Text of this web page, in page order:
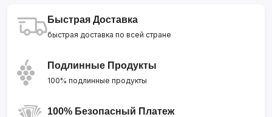
Быстрая Доставка
быстрая доставка по всей стране
Подлинные Продукты
100% подлинные продукты
100% Безопасный Платеж